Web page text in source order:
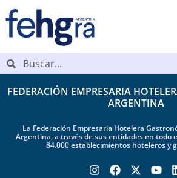
FEDERACIÓN EMPRESARIA
ARGENTINA
La Federación Empresaria Hotelera
Argentina, a través de sus entidades en todo
84.000 establecimientos hoteleros y